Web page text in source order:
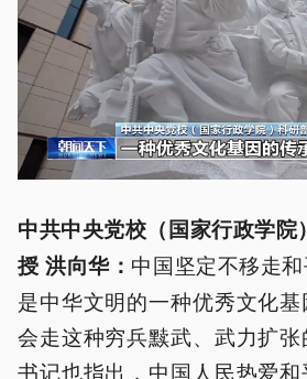
中共中央党校（国家行政学院
授 洪向华： 中国坚定不移走
是中华文明的一种优秀文化
会走这种穷兵黩武、武力扩
书记也指出，中国人民热爱